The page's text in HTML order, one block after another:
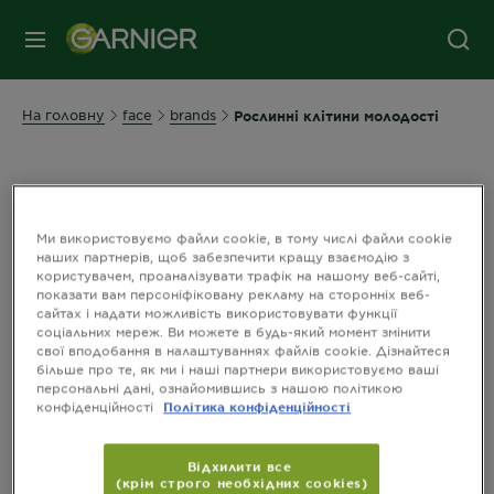
МЕНЮ
На головну face brands Рослинні клітини молодості
МОЛОДОСТІ
Ми впевнені, що добре виглядати можна у
будь-якому віці! Гамма Garnier з
Рослинними "Клітинами Молодості"
розроблена спеціально для кожного віку з
особливими ознаками старіння шкіри.
Цінні клітини рослин, які отримано з
використанням сучасних біотехнологій,
мають позитивний вплив на клітинне
Ми використовуємо файли cookie, в тому числі файли cookie
наших партнерів, щоб забезпечити кращу взаємодію з
користувачем, проаналізувати трафік на нашому веб-сайті,
показати вам персоніфіковану рекламу на сторонніх веб-
сайтах і надати можливість використовувати функції
соціальних мереж. Ви можете в будь-який момент змінити
свої вподобання в налаштуваннях файлів cookie. Дізнайтеся
більше про те, як ми і наші партнери використовуємо ваші
персональні дані, ознайомившись з нашою політикою
конфіденційності
Політика конфіденційності
Відхилити все
(крім строго необхідних cookies)